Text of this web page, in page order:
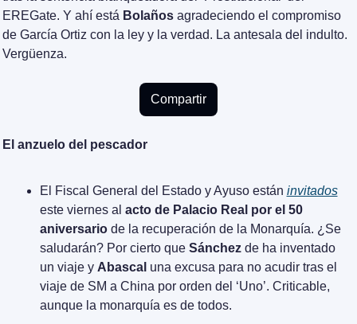
EREGate. Y ahí está Bolaños agradeciendo el compromiso
de García Ortiz con la ley y la verdad. La antesala del indulto.
Vergüenza.
Compartir
El anzuelo del pescador
El Fiscal General del Estado y Ayuso están invitados
este viernes al acto de Palacio Real por el 50
aniversario de la recuperación de la Monarquía. ¿Se
saludarán? Por cierto que Sánchez de ha inventado
un viaje y Abascal una excusa para no acudir tras el
viaje de SM a China por orden del ‘Uno’. Criticable,
aunque la monarquía es de todos.